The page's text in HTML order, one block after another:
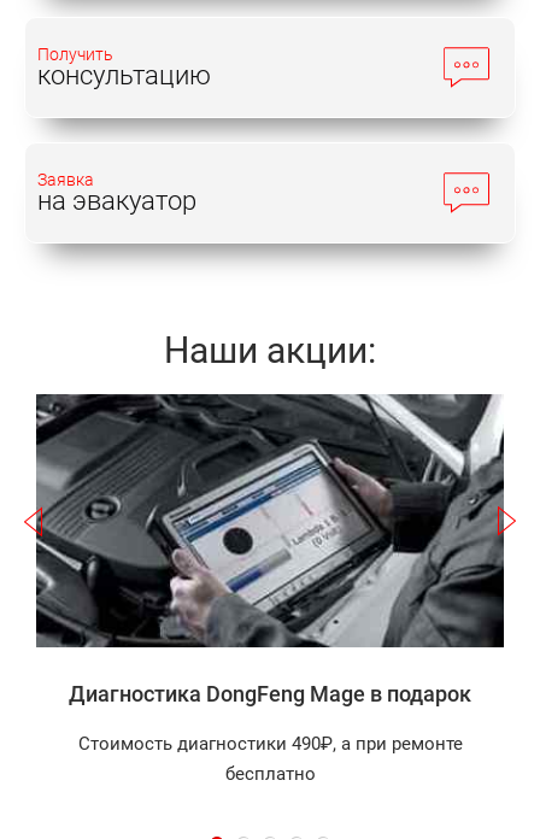
Получить
консультацию
Заявка
на эвакуатор
Наши акции:
Записаться
Диагностика DongFeng Mage в подарок
Стоимость диагностики 490₽, а при ремонте
бесплатно